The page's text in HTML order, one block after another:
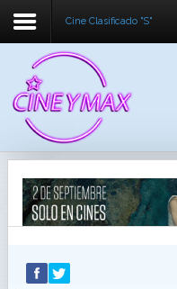
Cine Clasificado "S"